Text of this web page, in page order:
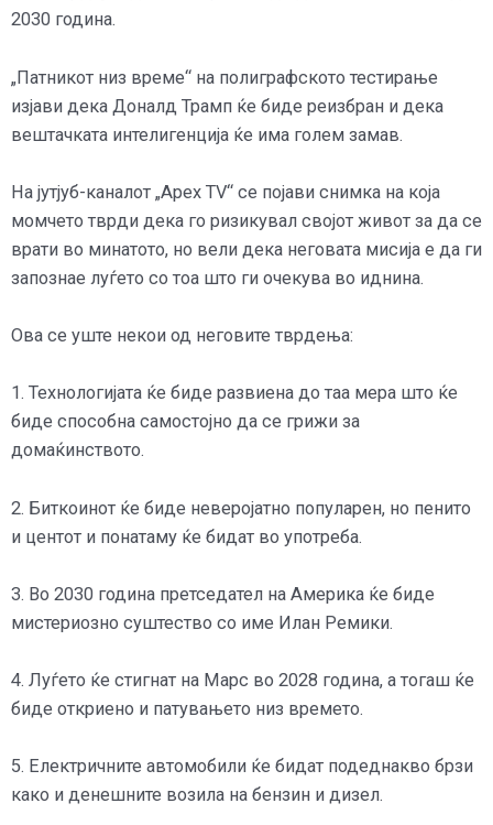
2030 година.
„Патникот низ време“ на полиграфското тестирање
изјави дека Доналд Трамп ќе биде реизбран и дека
вештачката интелигенција ќе има голем замав.
На јутјуб-каналот „Apex TV“ се појави снимка на која
момчето тврди дека го ризикувал својот живот за да се
врати во минатото, но вели дека неговата мисија е да ги
запознае луѓето со тоа што ги очекува во иднина.
Ова се уште некои од неговите тврдења:
1. Технологијата ќе биде развиена до таа мера што ќе
биде способна самостојно да се грижи за
домаќинството.
2. Биткоинот ќе биде неверојатно популарен, но пенито
и центот и понатаму ќе бидат во употреба.
3. Во 2030 година претседател на Америка ќе биде
мистериозно суштество со име Илан Ремики.
4. Луѓето ќе стигнат на Марс во 2028 година, а тогаш ќе
биде откриено и патувањето низ времето.
5. Електричните автомобили ќе бидат подеднакво брзи
како и денешните возила на бензин и дизел.